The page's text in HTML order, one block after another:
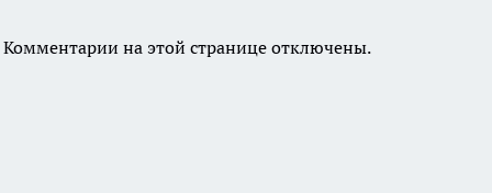
Комментарии на этой странице отключены.